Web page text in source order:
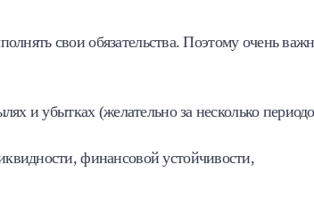
свои обязательства. Поэтому очень
и убытках (желательно за несколько
финансовой устойчивости,